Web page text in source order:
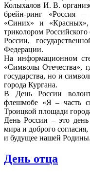
Колыхалов И. В.
брейн-ринг «Россия
«Синих» и
триколором Российского
России,
Федерации.
На информационном
«Символы Отечества»,
государства, но и
города Кургана.
В День России
флешмобе «Я – часть
Троицкой площади
День России – это
мира и доброго
и будущее нашей Родины.
День отца